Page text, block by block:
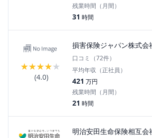
残業時間（月間）
31 時間
★★★★★
(4.0)
損害保険ジャパン株式会
口コミ（72件）
平均年収（正社員）
421 万円
残業時間（月間）
21 時間
明治安田生命保険相互会